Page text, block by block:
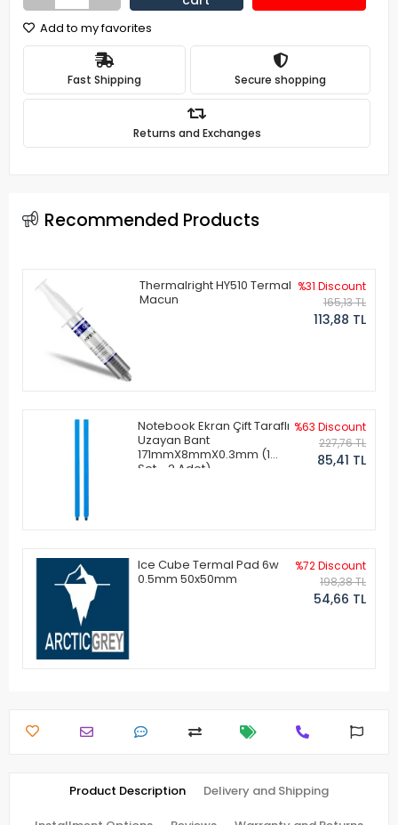
Add to my favorites
Fast Shipping Secure shopping
Returns and Exchanges
Recommended Products
Thermalright HY510 Termal
Macun
%31 Discount
165,13 TL
113,88 TL
Notebook Ekran Çift Taraflı
Uzayan Bant
171mmX8mmX0.3mm (1
Set - 2 Adet)
%63 Discount
227,76 TL
85,41 TL
Ice Cube Termal Pad 6w
0.5mm 50x50mm
%72 Discount
198,38 TL
54,66 TL
Product Description Delivery and Shipping